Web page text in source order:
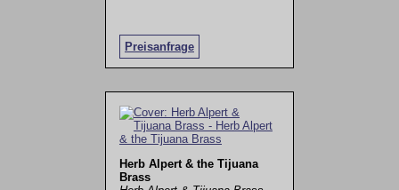
Preisanfrage
Herb Alpert & the Tijuana
Brass